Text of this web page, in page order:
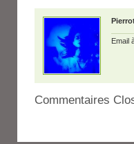
Email
Commentaires